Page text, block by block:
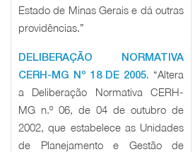
Estado de Minas Gerais e dá outras
providências.”
DELIBERAÇÃO NORMATIVA
CERH-MG Nº 18 DE 2005. “Altera
a Deliberação Normativa CERH-
MG n.º 06, de 04 de outubro de
2002, que estabelece as Unidades
de Planejamento e Gestão de